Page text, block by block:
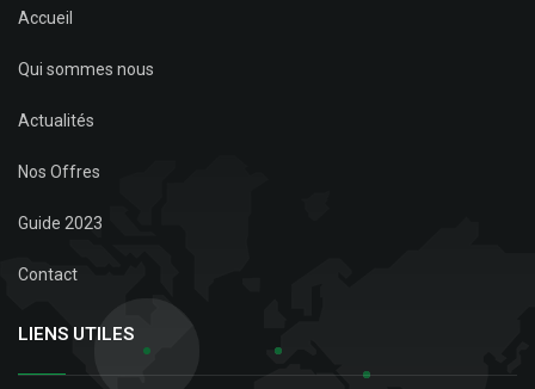
Accueil
Qui sommes nous
Actualités
Nos Offres
Guide 2023
Contact
LIENS UTILES